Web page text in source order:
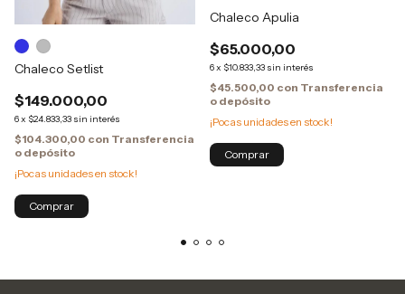
Chaleco Setlist
$149.000,00
6x $24.833,33 sin interés
$104.300,00 con Transferencia
o depósito
¡Pocas unidades en stock!
Comprar
Chaleco Apulia
$65.000,00
6x $10.833,33 sin interés
$45.500,00 con Transferencia
o depósito
¡Pocas unidades en stock!
Comprar